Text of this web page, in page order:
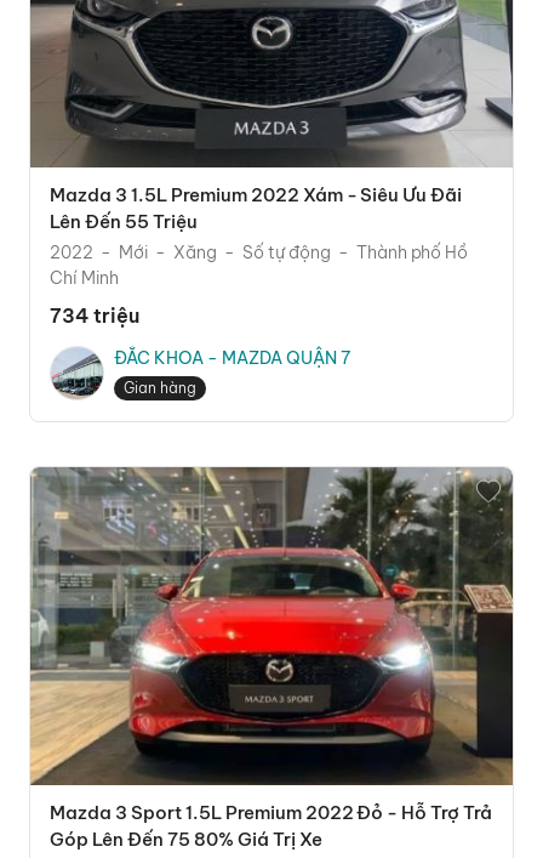
Mazda 3 1.5L Premium 2022 Xám - Siêu Ưu Đãi
Lên Đến 55 Triệu
2022 Mới Xăng Số tự động
Thành phố Hồ
Chí Minh
734 triệu
ĐẮC KHOA - MAZDA QUẬN 7
Gian hàng
Mazda 3 Sport 1.5L Premium 2022 Đỏ - Hỗ Trợ Trả
Góp Lên Đến 75 80% Giá Trị Xe